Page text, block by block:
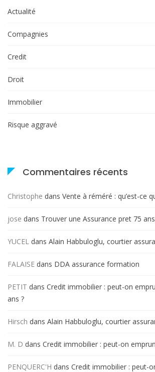
Actualité
Compagnies
Credit
Droit
Immobilier
Risque aggravé
Commentaires récents
Christophe dans Vente à réméré : qu’est-ce
jose dans Trouver une Assurance pret 75 ans
YUCEL dans Alain Habbuloglu, courtier
FALAISE dans DDA assurance formation
PETIT dans Credit immobilier : peut-on
ans ?
Hirsch dans Alain Habbuloglu, courtier
M. D dans Credit immobilier : peut-on
PENQUERC'H dans Credit immobilier : peut-